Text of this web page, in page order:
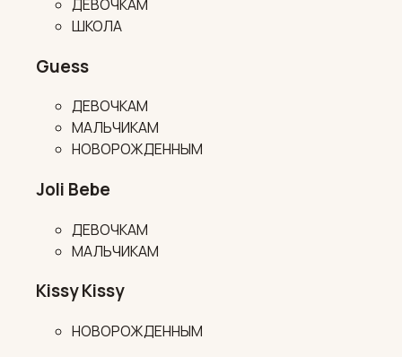
ДЕВОЧКАМ
ШКОЛА
Guess
ДЕВОЧКАМ
МАЛЬЧИКАМ
НОВОРОЖДЕННЫМ
Joli Bebe
ДЕВОЧКАМ
МАЛЬЧИКАМ
Kissy Kissy
НОВОРОЖДЕННЫМ